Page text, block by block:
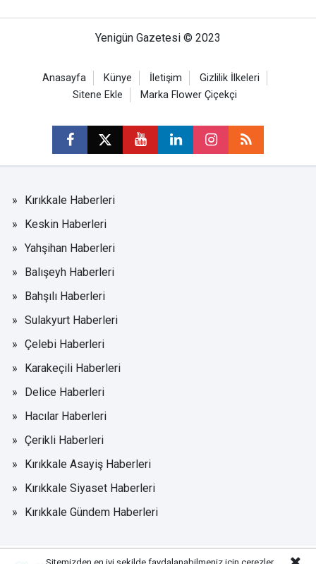
Yenigün Gazetesi © 2023
Anasayfa Künye İletişim
Gizlilik İlkeleri
Sitene Ekle
Marka Flower Çiçekçi
Kırıkkale Haberleri
Keskin Haberleri
Yahşihan Haberleri
Balışeyh Haberleri
Bahşılı Haberleri
Sulakyurt Haberleri
Çelebi Haberleri
Karakeçili Haberleri
Delice Haberleri
Hacılar Haberleri
Çerikli Haberleri
Kırıkkale Asayiş Haberleri
Kırıkkale Siyaset Haberleri
Kırıkkale Gündem Haberleri